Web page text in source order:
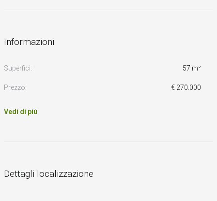
Informazioni
Superfici: 57 m²
Prezzo: € 270.000
Vedi di più
Dettagli localizzazione